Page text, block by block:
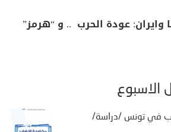
وايران: عودة الحرب .. و “هرمز”
الأسبوع
في تونس /دراسة/